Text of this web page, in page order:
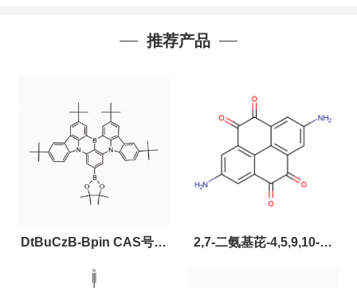
推荐产品
DtBuCzB-Bpin CAS号：
2643331-97-7
2,7-二氨基芘-4,5,9,10-四